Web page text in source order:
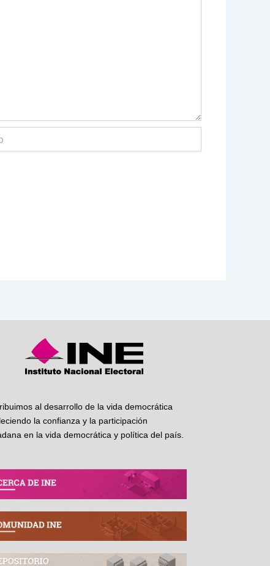
al desarrollo de la vida democrática
la confianza y la participación
en la vida democrática y política del país.